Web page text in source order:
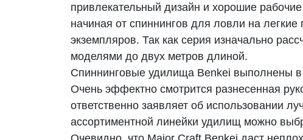
привлекательный дизайн и хорошие
начиная от спиннингов для ловли на
экземпляров. Так как серия изначально
моделями до двух метров длиной.
Спиннинговые удилища Benkei выполнены в
Очень эффектно смотрится разнесенная
ответственно заявляет об использовании
ассортиментной линейки удилищ можно